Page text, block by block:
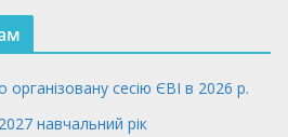
організовану сесію ЄВІ в 2026 р.
навчальний рік